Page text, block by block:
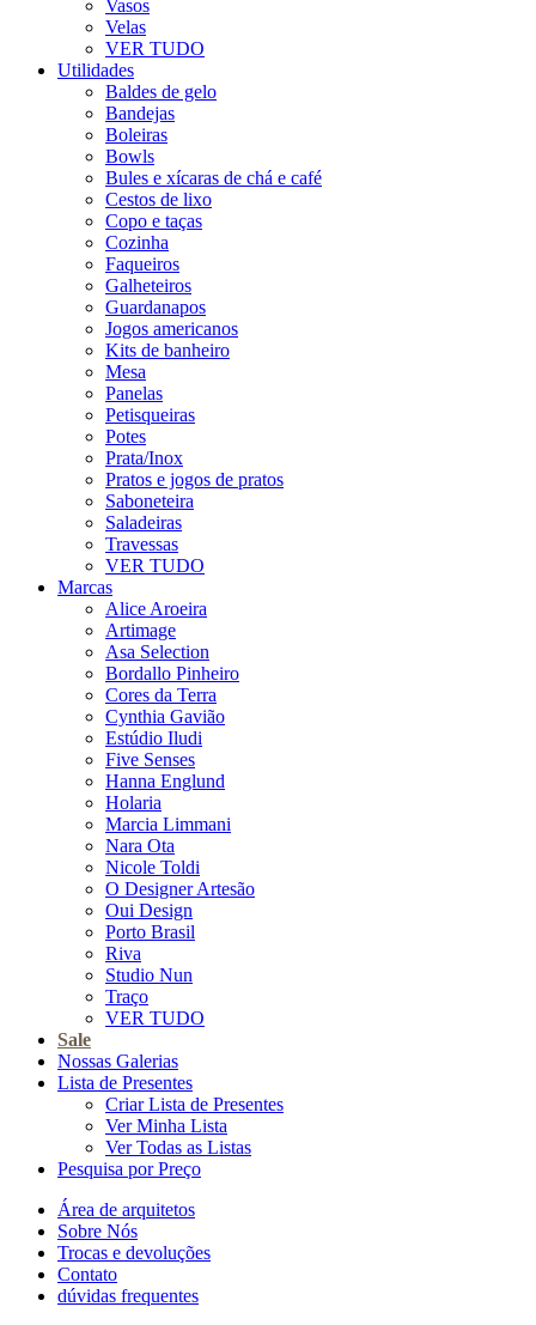
Vasos
Velas
VER TUDO
Utilidades
Baldes de gelo
Bandejas
Boleiras
Bowls
Bules e xícaras de chá e café
Cestos de lixo
Copo e taças
Cozinha
Faqueiros
Galheteiros
Guardanapos
Jogos americanos
Kits de banheiro
Mesa
Panelas
Petisqueiras
Potes
Prata/Inox
Pratos e jogos de pratos
Saboneteira
Saladeiras
Travessas
VER TUDO
Marcas
Alice Aroeira
Artimage
Asa Selection
Bordallo Pinheiro
Cores da Terra
Cynthia Gavião
Estúdio Iludi
Five Senses
Hanna Englund
Holaria
Marcia Limmani
Nara Ota
Nicole Toldi
O Designer Artesão
Oui Design
Porto Brasil
Riva
Studio Nun
Traço
VER TUDO
Sale
Nossas Galerias
Lista de Presentes
Criar Lista de Presentes
Ver Minha Lista
Ver Todas as Listas
Pesquisa por Preço
Área de arquitetos
Sobre Nós
Trocas e devoluções
Contato
dúvidas frequentes